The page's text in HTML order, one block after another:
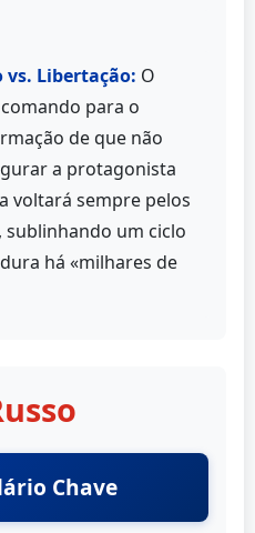
vs. Libertação: O
para o
de que não
a protagonista
voltará sempre pelos
um ciclo
há «milhares de
Chave